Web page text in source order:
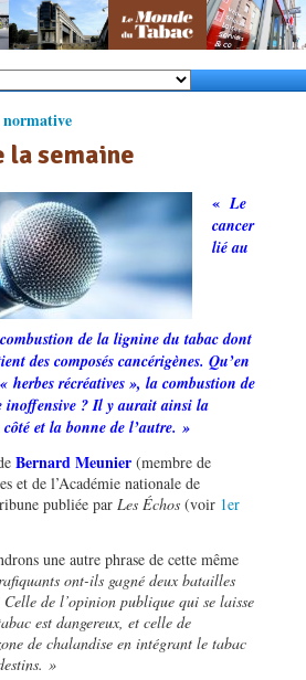
normative
la semaine
« Le
cancer
lié au
de la lignine du tabac dont
des composés cancérigènes. Qu’en
herbes récréatives », la combustion de
inoffensive ? Il y aurait ainsi la
et la bonne de l’autre. »
Bernard Meunier (membre de
et de l’Académie nationale de
publiée par Les Échos (voir 1er
une autre phrase de cette même
ont-ils gagné deux batailles
Celle de l’opinion publique qui se laisse
est dangereux, et celle de
de chalandise en intégrant le tabac
»